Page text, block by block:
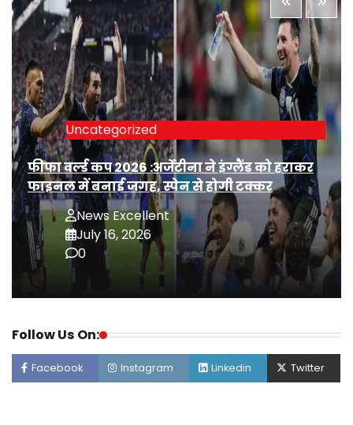
Uncategorized
फीफा वर्ल्ड कप 2026 :अर्जेंटीना ने इंग्लैंड को हराकर
फाइनल में बनाई जगह, स्पेन से होगी टक्कर
News Excellent
July 16, 2026
0
Follow Us On:
Facebook Instagram Linkedin Twitter